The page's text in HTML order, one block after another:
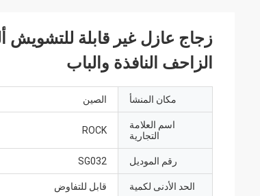
زجاج عازل غير قابلة للتشويش
الزاحف النافذة والباب
مكان المنشأ الصين
اسم العلامة
التجارية
ROCK
رقم الموديل SG032
الحد الأدنى لكمية قابل للتفاوض